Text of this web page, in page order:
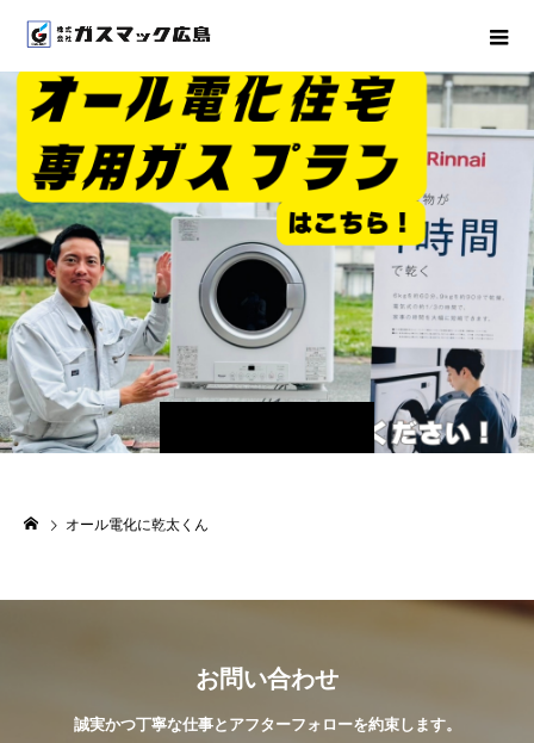
オール電化に乾太くん
お問い合わせ
誠実かつ丁寧な仕事とアフターフォローを約束します。